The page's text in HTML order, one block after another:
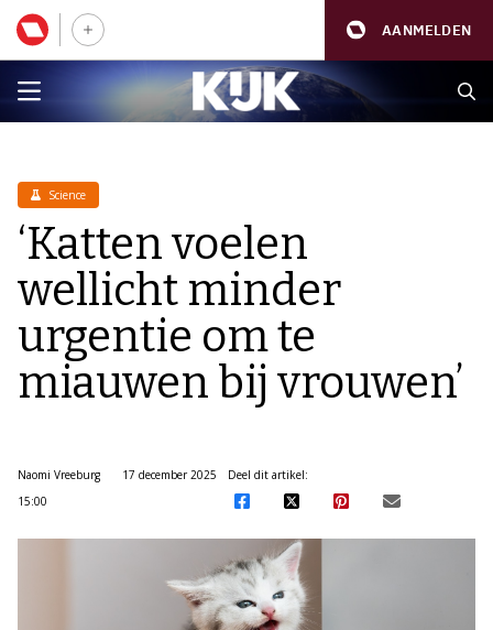
AANMELDEN
Science
‘Katten voelen
wellicht minder
urgentie om te
miauwen bij vrouwen’
Naomi Vreeburg
17 december 2025
15:00
Deel dit artikel: